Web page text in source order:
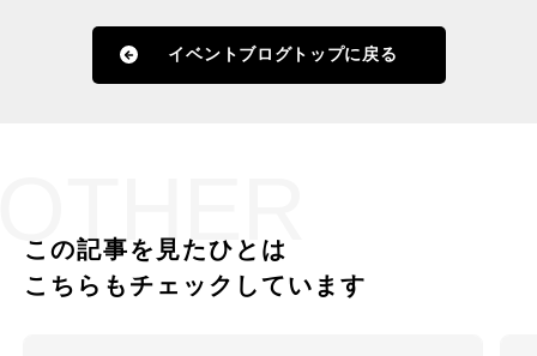
イベントブログトップに戻る
この記事を見たひとは
こちらもチェックしています